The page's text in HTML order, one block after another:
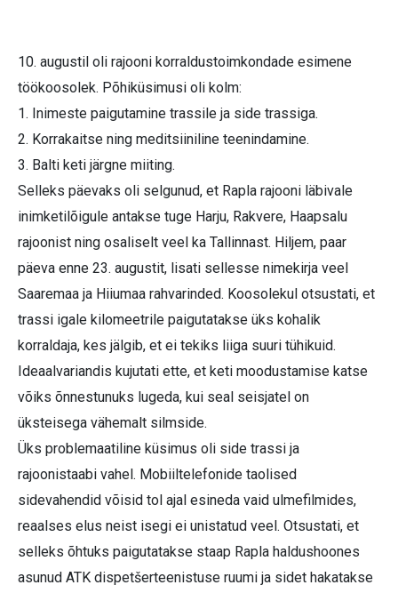
10. augustil oli rajooni korraldustoimkondade esimene
töökoosolek. Põhiküsimusi oli kolm:
1. Inimeste paigutamine trassile ja side trassiga.
2. Korrakaitse ning meditsiiniline teenindamine.
3. Balti keti järgne miiting.
Selleks päevaks oli selgunud, et Rapla rajooni läbivale
inimketilõigule antakse tuge Harju, Rakvere, Haapsalu
rajoonist ning osaliselt veel ka Tallinnast. Hiljem, paar
päeva enne 23. augustit, lisati sellesse nimekirja veel
Saaremaa ja Hiiumaa rahvarinded. Koosolekul otsustati, et
trassi igale kilomeetrile paigutatakse üks kohalik
korraldaja, kes jälgib, et ei tekiks liiga suuri tühikuid.
Ideaalvariandis kujutati ette, et keti moodustamise katse
võiks õnnestunuks lugeda, kui seal seisjatel on
üksteisega vähemalt silmside.
Üks problemaatiline küsimus oli side trassi ja
rajoonistaabi vahel. Mobiiltelefonide taolised
sidevahendid võisid tol ajal esineda vaid ulmefilmides,
reaalses elus neist isegi ei unistatud veel. Otsustati, et
selleks õhtuks paigutatakse staap Rapla haldushoones
asunud ATK dispetšerteenistuse ruumi ja sidet hakatakse